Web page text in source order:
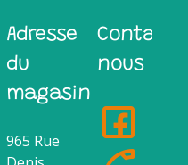
Adresse
du
magasin
965 Rue
nous